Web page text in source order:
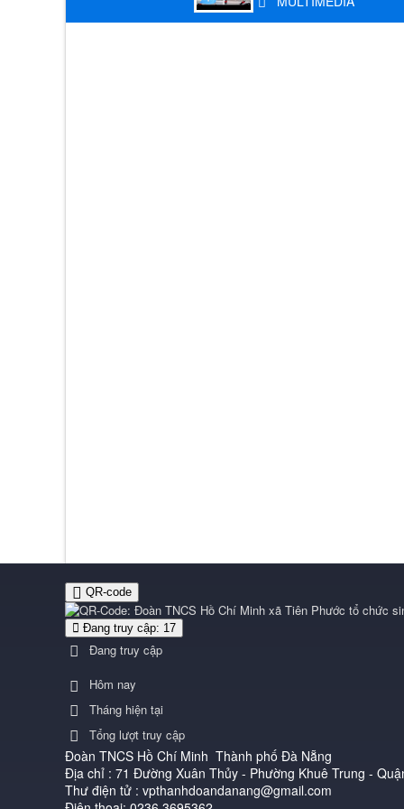
QR-code
Đang truy cập: 17
Đang truy cập
Hôm nay
Tháng hiện tại
Tổng lượt truy cập
Đoàn TNCS Hồ Chí Minh Thành phố Đà Nẵng
Địa chỉ : 71 Đường Xuân Thủy - Phường Khuê Trung -
Thư điện tử : vpthanhdoandanang@gmail.com